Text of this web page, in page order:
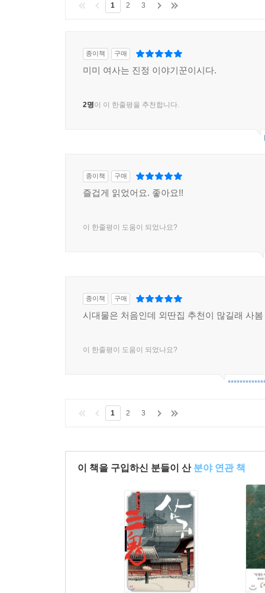
1 2 3
종이책 구매
미미 여사는 진정 이야기꾼이시다.
2명이 이 한줄평을 추천합니다.
종이책 구매
즐겁게 읽었어요. 좋아요!!
이 한줄평이 도움이 되었나요?
종이책 구매
시대물은 처음인데 외딴집 추천이 많길래 사봄
이 한줄평이 도움이 되었나요?
1 2 3
이 책을 구입하신 분들이 산 분야 연관 책